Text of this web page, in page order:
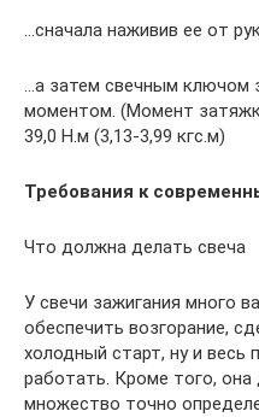
…сначала наживив ее от
…а затем свечным ключом
моментом. (Момент
39,0 Н.м (3,13-3,99 кгс.м)
Требования к
Что должна делать свеча
У свечи зажигания много
обеспечить возгорание,
холодный старт, ну и весь
работать. Кроме того,
множество точно